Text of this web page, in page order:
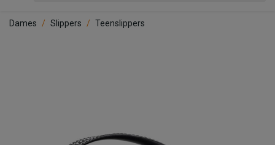
Dames Slippers Teenslippers